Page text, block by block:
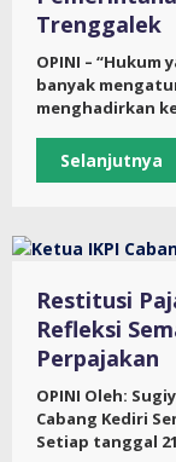
Trenggalek
OPINI –
banyak
menghadirkan
Selanjutnya
Restitusi
Refleksi
Perpajakan
OPINI Oleh:
Cabang Kediri
Setiap tanggal